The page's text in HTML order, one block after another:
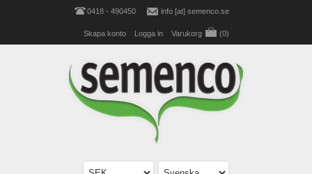
0418 - 490450 info [at] semenco.se
Skapa konto Logga in Varukorg (0)